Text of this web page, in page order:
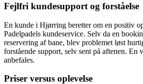
Fejlfri kundesupport og forståelse
En kunde i Hjørring beretter om en positiv
Padelpadels kundeservice. Selv da en
reservering af bane, blev problemet løst
forstående support, selv sent på aftenen. En
anbefales.
Priser versus oplevelse